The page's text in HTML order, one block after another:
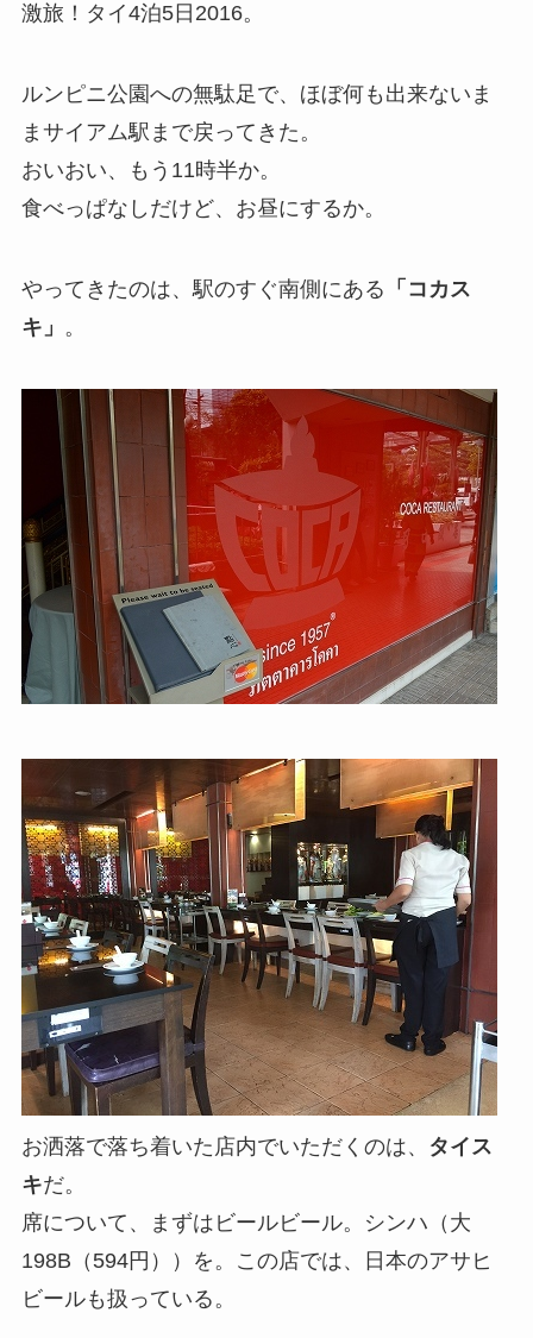
激旅！タイ4泊5日2016。
ルンピニ公園への無駄足で、ほぼ何も出来ないま
まサイアム駅まで戻ってきた。
おいおい、もう11時半か。
食べっぱなしだけど、お昼にするか。
やってきたのは、駅のすぐ南側にある 「コカス
キ」 。
お洒落で落ち着いた店内でいただくのは、
タイス
キだ。
席について、まずはビールビール。シンハ（大
198B（594円））を。この店では、日本のアサヒ
ビールも扱っている。